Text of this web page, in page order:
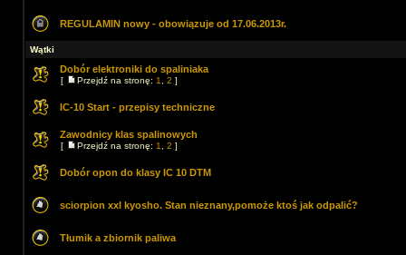
REGULAMIN nowy - obowiązuje od 17.06.2013r.
Wątki
Dobór elektroniki do spaliniaka
[ Przejdź na stronę: 1 2 ]
IC-10 Start - przepisy techniczne
Zawodnicy klas spalinowych
[ Przejdź na stronę: 1 2 ]
Dobór opon do klasy IC 10 DTM
sciorpion xxl kyosho. Stan nieznany,pomoże ktoś jak odpalić?
Tłumik a zbiornik paliwa